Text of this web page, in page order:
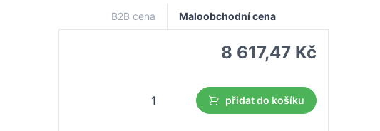
B2B cena Maloobchodní cena
8 617,47 Kč
přidat do košíku